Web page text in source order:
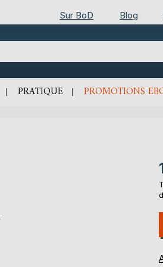
Sur BoD Blog
PRATIQUE PROMOTIONS